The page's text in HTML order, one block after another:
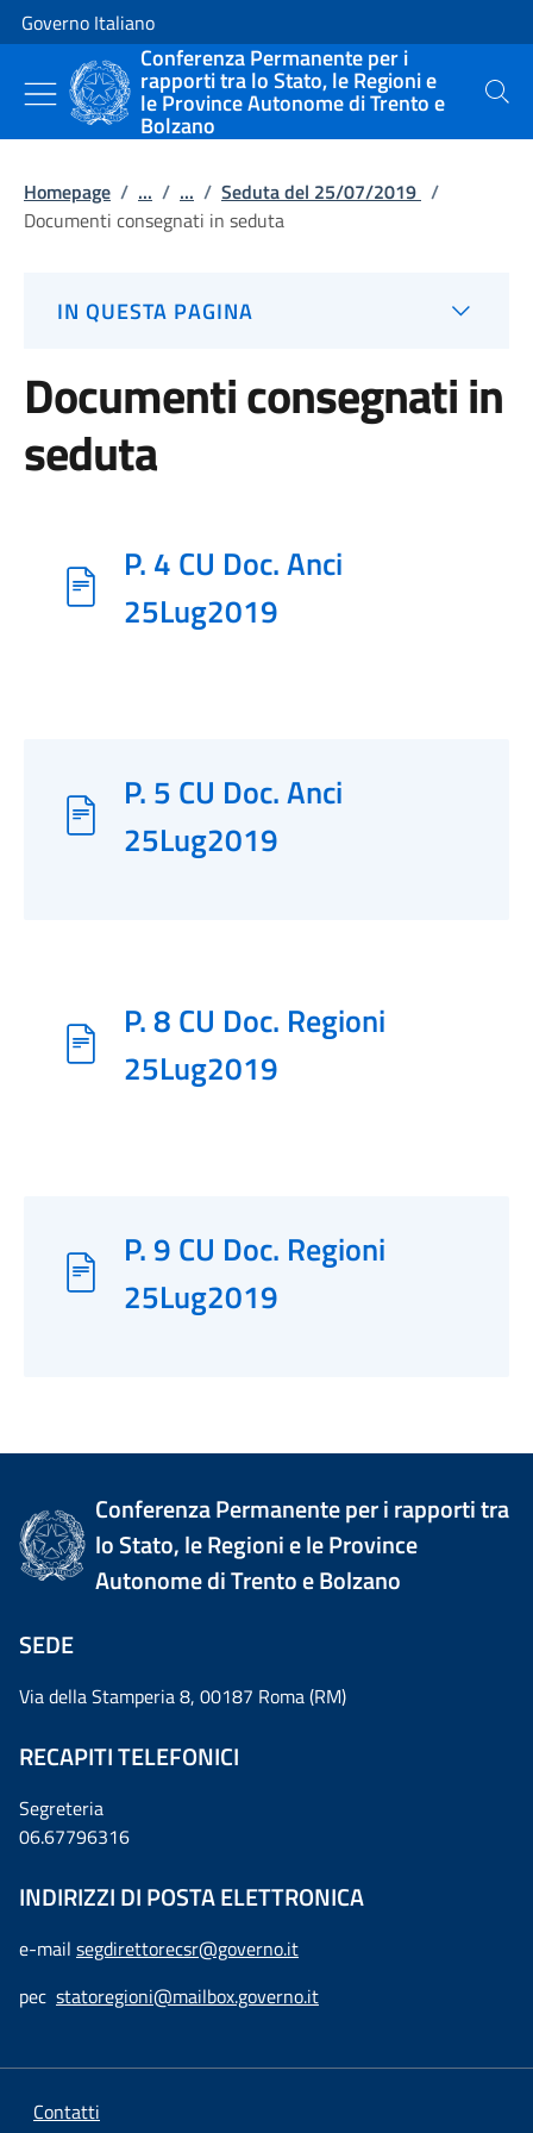
Vai al contenuto
Vai alla navigazione del sito
Governo Italiano
Conferenza Permanente per i
rapporti tra lo Stato, le Regioni e
le Province Autonome di Trento e
Bolzano
Cerca
Homepage / ... / ... / Seduta del 25/07/2019 /
Documenti consegnati in seduta
IN QUESTA PAGINA
Documenti consegnati in
seduta
P. 4 CU Doc. Anci
25Lug2019
P. 5 CU Doc. Anci
25Lug2019
P. 8 CU Doc. Regioni
25Lug2019
P. 9 CU Doc. Regioni
25Lug2019
Conferenza Permanente per i rapporti tra
lo Stato, le Regioni e le Province
Autonome di Trento e Bolzano
SEDE
Via della Stamperia 8, 00187 Roma (RM)
RECAPITI TELEFONICI
Segreteria
06.67796316
INDIRIZZI DI POSTA ELETTRONICA
e-mail segdirettorecsr@governo.it
pec statoregioni@mailbox.governo.it
Contatti